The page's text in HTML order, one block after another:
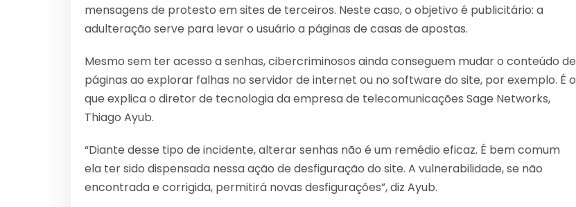
mensagens de protesto em sites de terceiros. Neste caso, o objetivo é publicitário: a
adulteração serve para levar o usuário a páginas de casas de apostas.
Mesmo sem ter acesso a senhas, cibercriminosos ainda conseguem mudar o conteúdo de
páginas ao explorar falhas no servidor de internet ou no software do site, por exemplo. É o
que explica o diretor de tecnologia da empresa de telecomunicações Sage Networks,
Thiago Ayub.
“Diante desse tipo de incidente, alterar senhas não é um remédio eficaz. É bem comum
ela ter sido dispensada nessa ação de desfiguração do site. A vulnerabilidade, se não
encontrada e corrigida, permitirá novas desfigurações”, diz Ayub.